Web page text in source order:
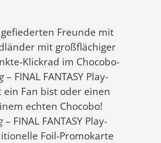
Freunde mit
mit großflächiger
Klickrad im Chocobo-
– FINAL FANTASY Play-
Fan bist oder einen
echten Chocobo!
– FINAL FANTASY Play-
Foil-Promokarte